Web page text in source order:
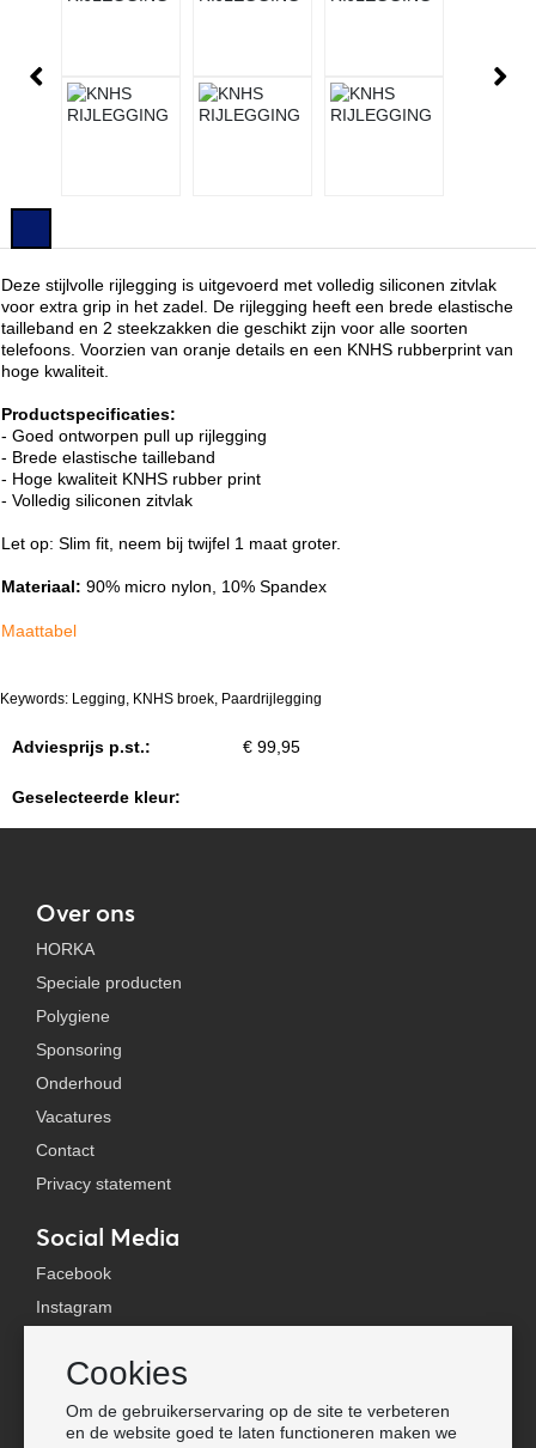
Cookies
Om de gebruikerservaring op de site te verbeteren
en de website goed te laten functioneren maken we
Deze stijlvolle rijlegging is uitgevoerd met volledig siliconen zitvlak
voor extra grip in het zadel. De rijlegging heeft een brede elastische
tailleband en 2 steekzakken die geschikt zijn voor alle soorten
telefoons. Voorzien van oranje details en een KNHS rubberprint van
hoge kwaliteit.
Productspecificaties:
- Goed ontworpen pull up rijlegging
- Brede elastische tailleband
- Hoge kwaliteit KNHS rubber print
- Volledig siliconen zitvlak
Let op: Slim fit, neem bij twijfel 1 maat groter.
Materiaal: 90% micro nylon, 10% Spandex
Maattabel
Keywords: Legging, KNHS broek, Paardrijlegging
Adviesprijs p.st.: € 99,95
Geselecteerde kleur:
Over ons
HORKA
Speciale producten
Polygiene
Sponsoring
Onderhoud
Vacatures
Contact
Privacy statement
Social Media
Facebook
Instagram
TikTok
Tools